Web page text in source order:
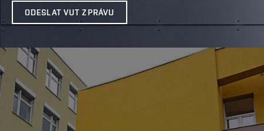
ODESLAT VUT ZPRÁVU